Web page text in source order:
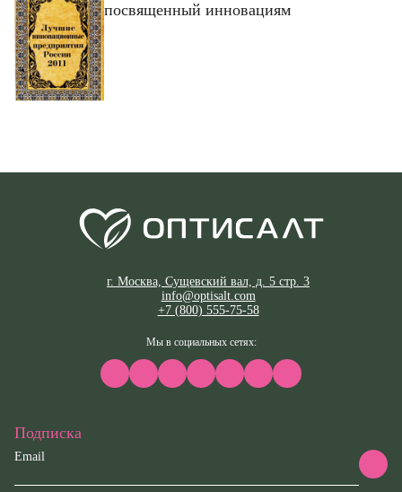
посвященный инновациям
г. Москва, Сущевский вал, д. 5 стр. 3
info@optisalt.com
+7 (800) 555-75-58
Мы в социальных сетях:
Подписка
Email